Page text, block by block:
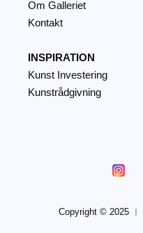
Om Galleriet
Kontakt
INSPIRATION
Kunst Investering
Kunstrådgivning
Copyright © 2025 ︱